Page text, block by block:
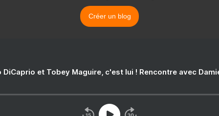
Créer un blog
DiCaprio et Tobey Maguire, c'est lui ! Rencontre avec